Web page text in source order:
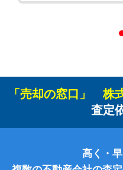
「売却の窓口」 株
査定
高く・早